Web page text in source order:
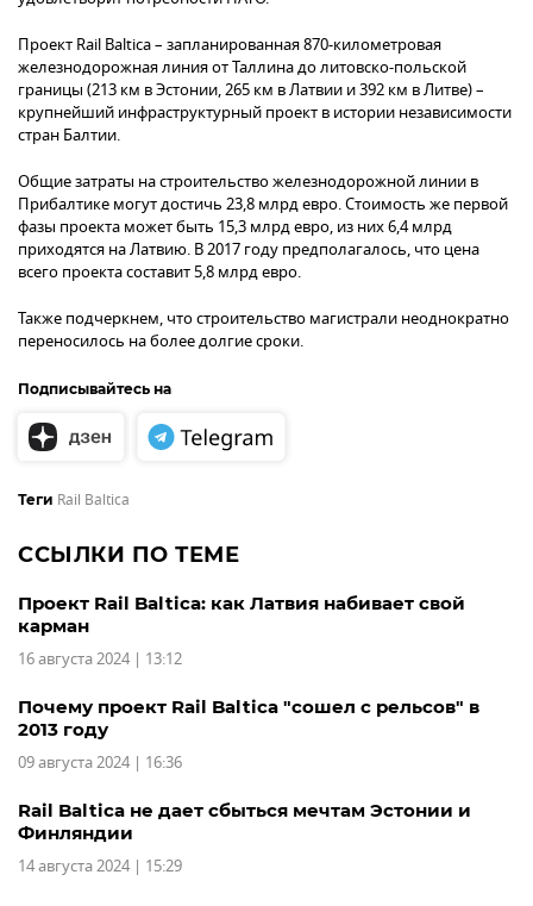
Проект Rail Balticа – запланированная 870-километровая
железнодорожная линия от Таллина до литовско-польской
границы (213 км в Эстонии, 265 км в Латвии и 392 км в Литве) –
крупнейший инфраструктурный проект в истории независимости
стран Балтии.
Общие затраты на строительство железнодорожной линии в
Прибалтике могут достичь 23,8 млрд евро. Стоимость же первой
фазы проекта может быть 15,3 млрд евро, из них 6,4 млрд
приходятся на Латвию. В 2017 году предполагалось, что цена
всего проекта составит 5,8 млрд евро.
Также подчеркнем, что строительство магистрали неоднократно
переносилось на более долгие сроки.
Подписывайтесь на
Теги Rail Baltica
ССЫЛКИ ПО ТЕМЕ
Проект Rail Baltica: как Латвия набивает свой
карман
16 августа 2024 | 13:12
Почему проект Rail Baltica "сошел с рельсов" в
2013 году
09 августа 2024 | 16:36
Rail Baltica не дает сбыться мечтам Эстонии и
Финляндии
14 августа 2024 | 15:29